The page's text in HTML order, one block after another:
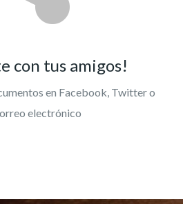
con tus amigos!
en Facebook, Twitter o
electrónico